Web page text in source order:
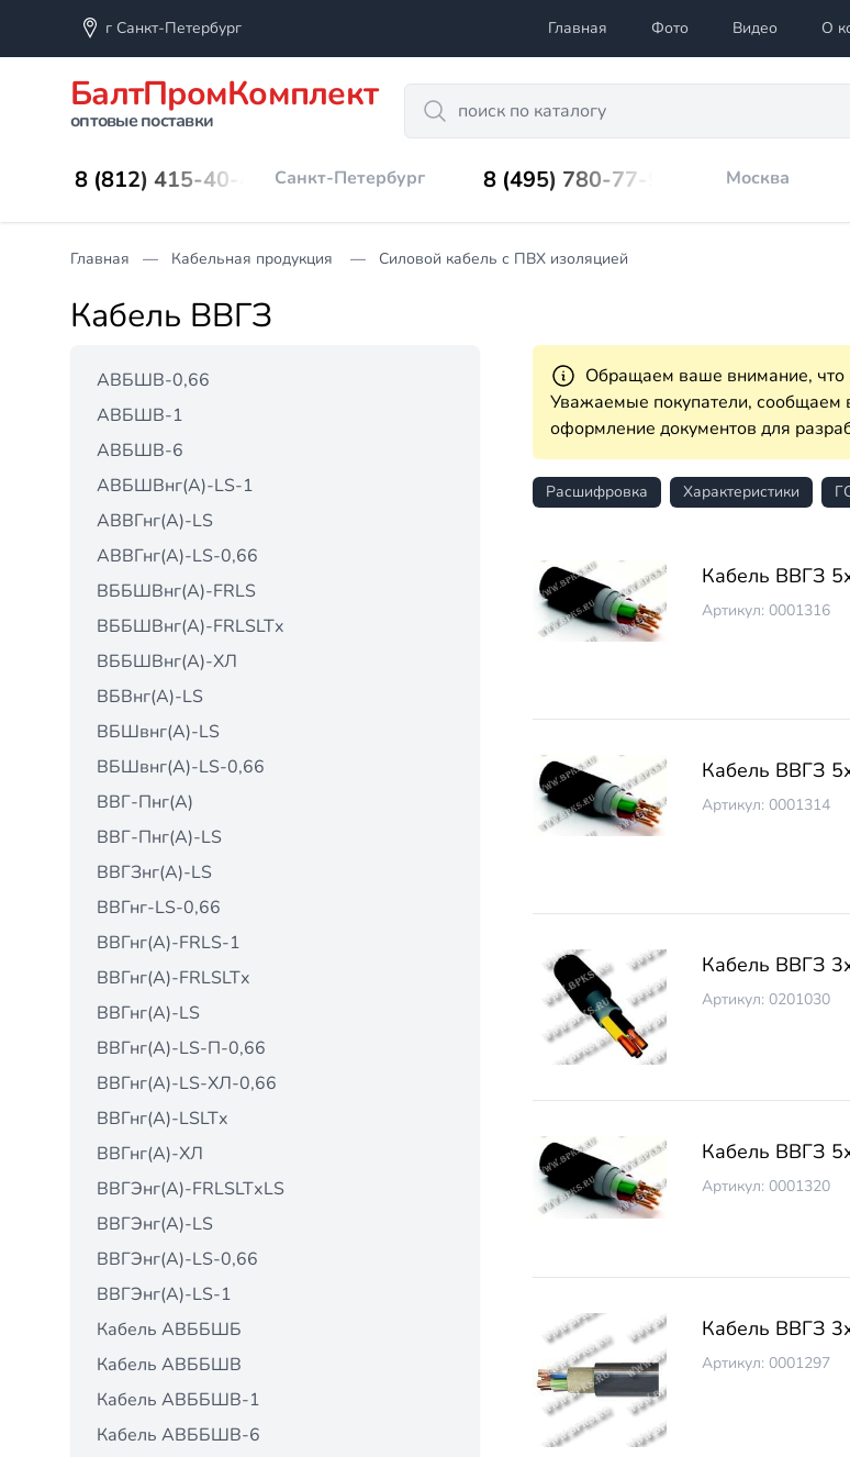
г Санкт-Петербург Главная Фото Видео О
БалтПромКомплект
оптовые поставки
Search
8 (812) 415-40-45 Санкт-Петербург 8 (495) 780-77-98 Москва
Главная Кабельная продукция Силовой кабель с ПВХ изоляцией
Кабель ВВГЗ
АВБШВ-0,66
АВБШВ-1
АВБШВ-6
АВБШВнг(А)-LS-1
АВВГнг(А)-LS
АВВГнг(А)-LS-0,66
ВББШВнг(А)-FRLS
ВББШВнг(А)-FRLSLTх
ВББШВнг(А)-ХЛ
ВБВнг(А)-LS
ВБШвнг(А)-LS
ВБШвнг(А)-LS-0,66
ВВГ-Пнг(А)
ВВГ-Пнг(А)-LS
ВВГЗнг(А)-LS
ВВГнг-LS-0,66
ВВГнг(А)-FRLS-1
ВВГнг(А)-FRLSLTх
ВВГнг(А)-LS
ВВГнг(А)-LS-П-0,66
ВВГнг(А)-LS-ХЛ-0,66
ВВГнг(А)-LSLTх
ВВГнг(А)-ХЛ
ВВГЭнг(А)-FRLSLTхLS
ВВГЭнг(А)-LS
ВВГЭнг(А)-LS-0,66
ВВГЭнг(А)-LS-1
Кабель АВББШБ
Кабель АВББШВ
Кабель АВББШВ-1
Кабель АВББШВ-6
Обращаем ваше внимание, что
Уважаемые покупатели, сообщаем
оформление документов для
Расшифровка Характеристики
Кабель ВВГЗ
Артикул: 0001316
Кабель ВВГЗ
Артикул: 0001314
Кабель ВВГЗ
Артикул: 0201030
Кабель ВВГЗ
Артикул: 0001320
Кабель ВВГЗ
Артикул: 0001297